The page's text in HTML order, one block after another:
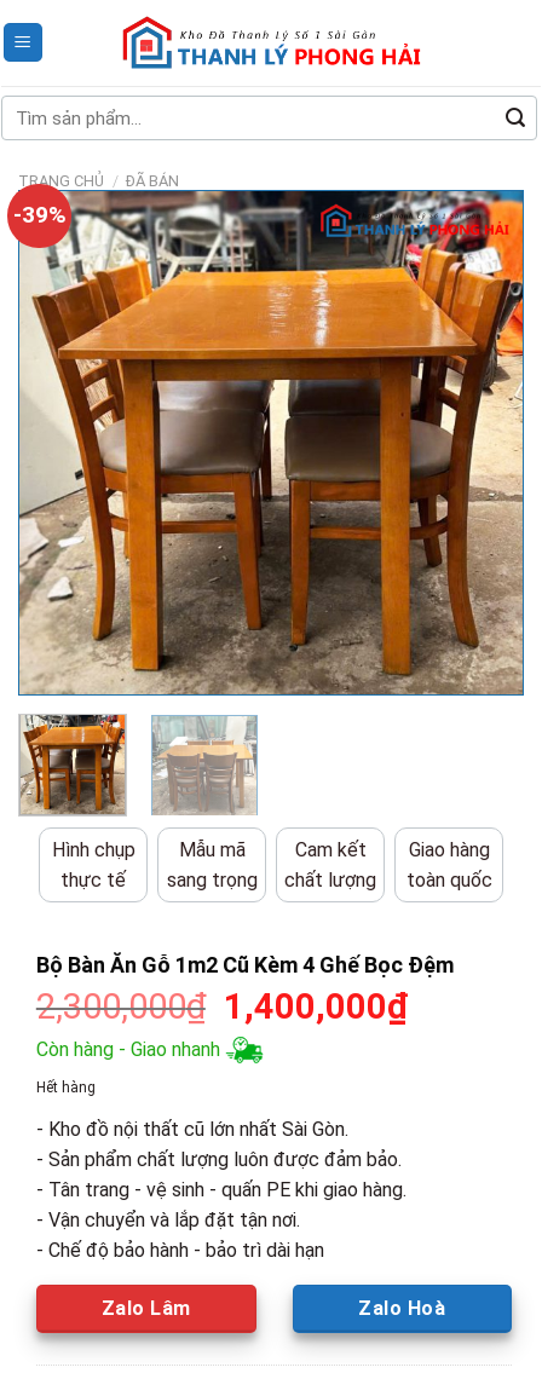
to
Tìm
kiếm:
TRANG CHỦ / ĐÃ BÁN
-39%
Hình chụp
thực tế
Mẫu mã
sang trọng
Cam kết
chất lượng
Giao hàng
toàn quốc
Bộ Bàn Ăn Gỗ 1m2 Cũ Kèm 4 Ghế Bọc Đệm
2,300,000₫ Giá
gốc
là:
1,400,000₫Giá
Còn hàng - Giao nhanh
Hết hàng
- Kho đồ nội thất cũ lớn nhất Sài Gòn.
- Sản phẩm chất lượng luôn được đảm bảo.
- Tân trang - vệ sinh - quấn PE khi giao hàng.
- Vận chuyển và lắp đặt tận nơi.
- Chế độ bảo hành - bảo trì dài hạn
Zalo Lâm Zalo Hoà